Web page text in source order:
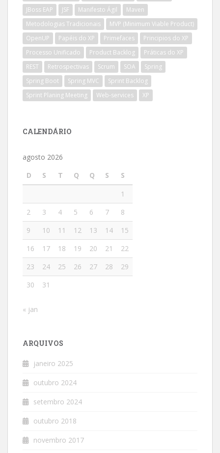
JBoss EAP
JSF Manifesto Ágil
Maven
Metodologias Tradicionais
MVP (Minimum Viable Product)
OpenUP
Papéis do XP Primefaces
Principios do XP
Processo Unificado
Product Backlog
Práticas do XP
REST
Retrospectivas Scrum SOA
Spring
Spring Boot
Spring MVC
Sprint Backlog
Sprint Planing Meeting
Web-services XP
CALENDÁRIO
agosto 2026
D
S T Q Q S
S
1
2
3 4 5 6 7
8
9
10 11 12 13 14
15
16
17 18 19 20 21
22
23
24 25 26 27 28
29
30
31
« jan
ARQUIVOS
janeiro 2025
outubro 2024
setembro 2024
outubro 2018
novembro 2017